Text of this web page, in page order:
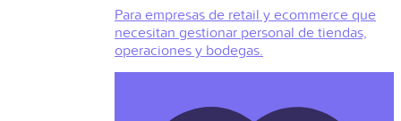
Para empresas de retail y ecommerce que
necesitan gestionar personal de tiendas,
operaciones y bodegas.